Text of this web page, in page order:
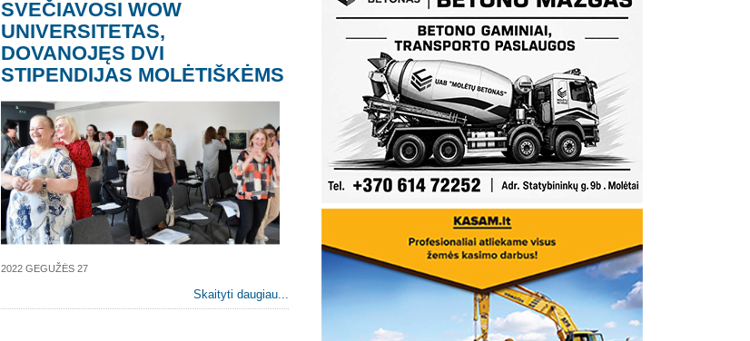
SVEČIAVOSI WOW
UNIVERSITETAS,
DOVANOJĘS DVI
STIPENDIJAS MOLĖTIŠKĖMS
2022 GEGUŽĖS 27
Skaityti daugiau...